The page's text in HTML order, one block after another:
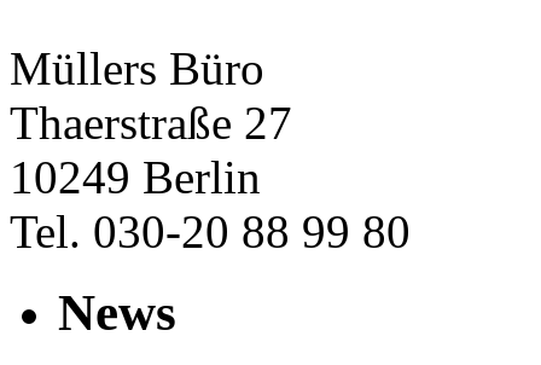
Müllers Büro
Thaerstraße 27
10249 Berlin
Tel. 030-20 88 99 80
News